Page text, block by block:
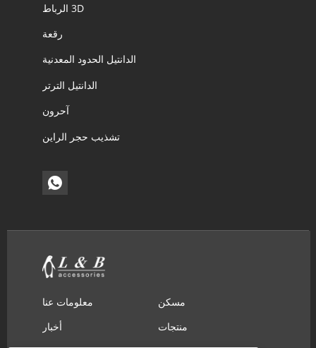
3D الرباط
رقعة
الدانتيل الحدود المعدنية
الدانتيل الترتر
آحرون
تشذيب حجر الراين
مسكن
معلومات عنا
منتجات
أخبار